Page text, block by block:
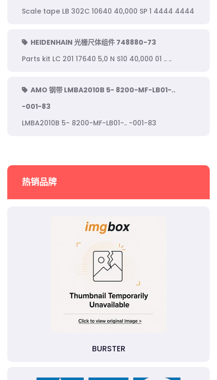
Scale tape LB 302C 10640 40,000 SP 1 4444 4444
HEIDENHAIN 光栅尺体组件 748880-73
Parts kit LC 201 17640 5,0 N S10 40,000 01 .. ..
AMO 钢带 LMBA2010B 5- 8200-MF-LB01-..
-001-83
LMBA2010B 5- 8200-MF-LB01-.. -001-83
热销品牌
BURSTER